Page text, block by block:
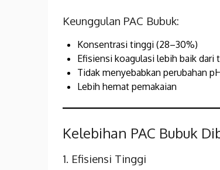
Keunggulan PAC Bubuk:
Konsentrasi tinggi (28–30%)
Efisiensi koagulasi lebih baik dari
Tidak menyebabkan perubahan
Lebih hemat pemakaian
Kelebihan PAC Bubuk
1. Efisiensi Tinggi